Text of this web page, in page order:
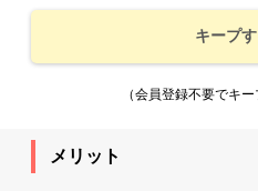
キープ
（会員登録不要でキ
メリット